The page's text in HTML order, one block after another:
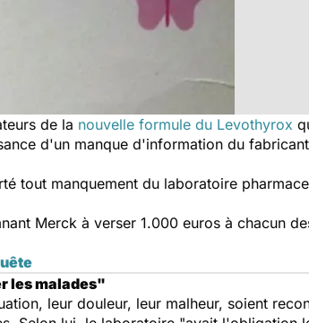
de la nouvelle formule du Levothyrox
d'un manque d'information du
tout manquement du laboratoire
Merck à verser 1.000 euros à chacun
les malades"
leur douleur, leur malheur, soient